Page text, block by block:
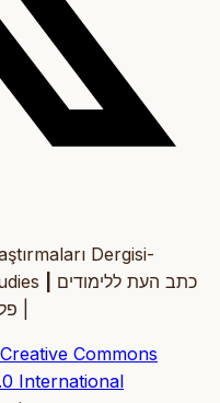
Dergisi-
Creative Commons
International